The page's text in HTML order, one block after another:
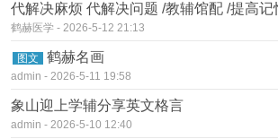
代解决麻烦 代解决问题 /教辅馆配 /提高记
鹤赫医学 - 2026-5-12 21:13
图文 鹤赫名画
admin - 2026-5-11 19:58
象山迎上学辅分享英文格言
admin - 2026-5-10 12:40